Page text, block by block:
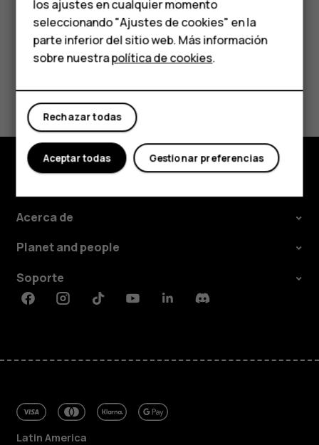
HMD Terra M
Comprar
Mi cuenta
¿Te ha parecido útil?
Sí No
Acerca de
Planet and people
Soporte
FacebookInstagramTiktokYoutubeLinkedinDiscord
Latin America
los ajustes en cualquier momento
seleccionando "Ajustes de cookies" en la
parte inferior del sitio web. Más información
sobre nuestrapolítica de cookies.
Rechazar todas
Gestionar preferencias
Aceptar todas